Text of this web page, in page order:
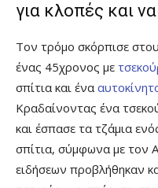
για κλοπές και
Τον τρόμο σκόρπισε
ένας 45χρονος με
σπίτια και ένα
Κραδαίνοντας ένα
και έσπασε τα τζάμια
σπίτια, σύμφωνα με τον
ειδήσεων προβλήθηκαν